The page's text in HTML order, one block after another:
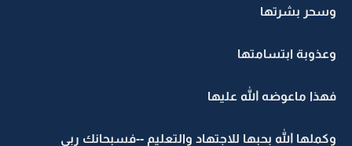
وسحر بشرتها
وعذوبة ابتسامتها
فهذا ماعوضه الله عليها
وكملها الله بحبها للاجتهاد والتعليم --فسبحانك ربي